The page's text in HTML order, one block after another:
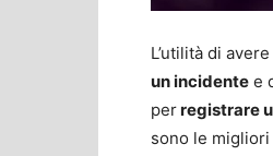
L’utilità di
un incidente e
perregistrare
sono le